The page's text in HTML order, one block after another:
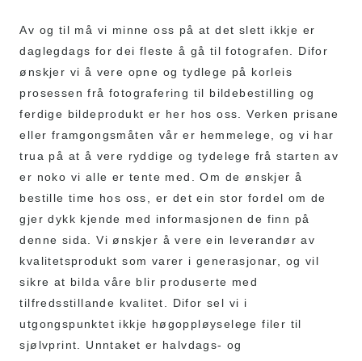
Av og til må vi minne oss på at det slett ikkje er
daglegdags for dei fleste å gå til fotografen. Difor
ønskjer vi å vere opne og tydlege på korleis
prosessen frå fotografering til bildebestilling og
ferdige bildeprodukt er her hos oss. Verken prisane
eller framgongsmåten vår er hemmelege, og vi har
trua på at å vere ryddige og tydelege frå starten av
er noko vi alle er tente med. Om de ønskjer å
bestille time hos oss, er det ein stor fordel om de
gjer dykk kjende med informasjonen de finn på
denne sida. Vi ønskjer å vere ein leverandør av
kvalitetsprodukt som varer i generasjonar, og vil
sikre at bilda våre blir produserte med
tilfredsstillande kvalitet. Difor sel vi i
utgongspunktet ikkje høgoppløyselege filer til
sjølvprint. Unntaket er halvdags- og